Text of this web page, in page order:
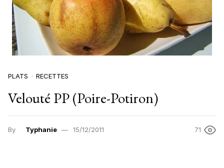
PLATS RECETTES
Velouté PP (Poire-Potiron)
By Typhanie 15/12/2011 71